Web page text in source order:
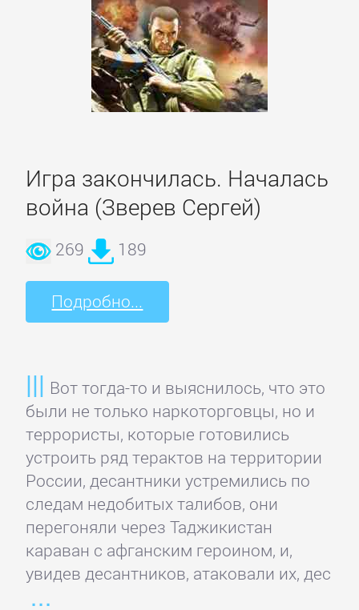
Игра закончилась. Началась
война (Зверев Сергей)
269 189
Подробно...
Вот тогда-то и выяснилось, что это
были не только наркоторговцы, но и
террористы, которые готовились
устроить ряд терактов на территории
России, десантники устремились по
следам недобитых талибов, они
перегоняли через Таджикистан
караван с афганским героином, и,
увидев десантников, атаковали их, дес
Культурология
Математика
Педагогика
Политика,
политология
Прочая
Социология
Техническая
литература
Физика
Философия